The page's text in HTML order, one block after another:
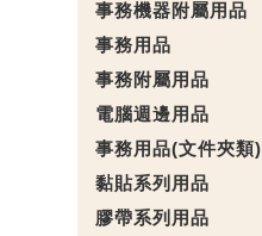
事務機器附屬用品
事務用品
事務附屬用品
電腦週邊用品
事務用品(文件夾類)
黏貼系列用品
膠帶系列用品